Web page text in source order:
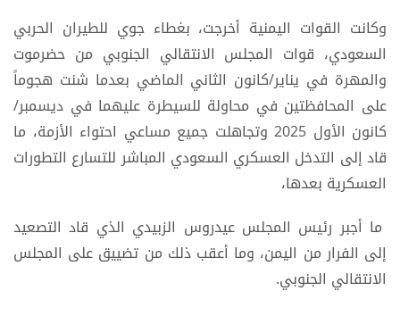
وكانت القوات اليمنية أخرجت، بغطاء جوي للطيران الحربي
السعودي، قوات المجلس الانتقالي الجنوبي من حضرموت
والمهرة في يناير/كانون الثاني الماضي بعدما شنت هجوماً
على المحافظتين في محاولة للسيطرة عليهما في ديسمبر/
كانون الأول 2025 وتجاهلت جميع مساعي احتواء الأزمة، ما
قاد إلى التدخل العسكري السعودي المباشر للتسارع التطورات
العسكرية بعدها،
ما أجبر رئيس المجلس عيدروس الزبيدي الذي قاد التصعيد
إلى الفرار من اليمن، وما أعقب ذلك من تضييق على المجلس
الانتقالي الجنوبي.